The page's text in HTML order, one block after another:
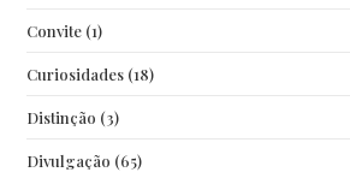
Convite (1)
Curiosidades (18)
Distinção (3)
Divulgação (65)